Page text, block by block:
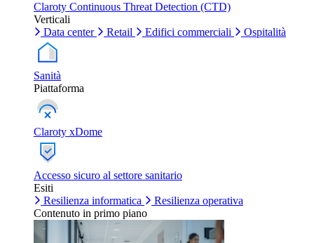
Claroty Continuous Threat Detection (CTD)
Verticali
Data center
Retail Edifici commerciali Ospitalità
Sanità
Piattaforma
Claroty xDome
Accesso sicuro al settore sanitario
Esiti
Resilienza informatica
Resilienza operativa
Contenuto in primo piano